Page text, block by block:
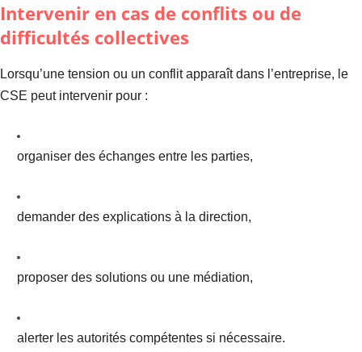
Intervenir en cas de conflits ou de
difficultés collectives
Lorsqu’une tension ou un conflit apparaît dans l’entreprise, le
CSE peut intervenir pour :
organiser des échanges entre les parties,
demander des explications à la direction,
proposer des solutions ou une médiation,
alerter les autorités compétentes si nécessaire.